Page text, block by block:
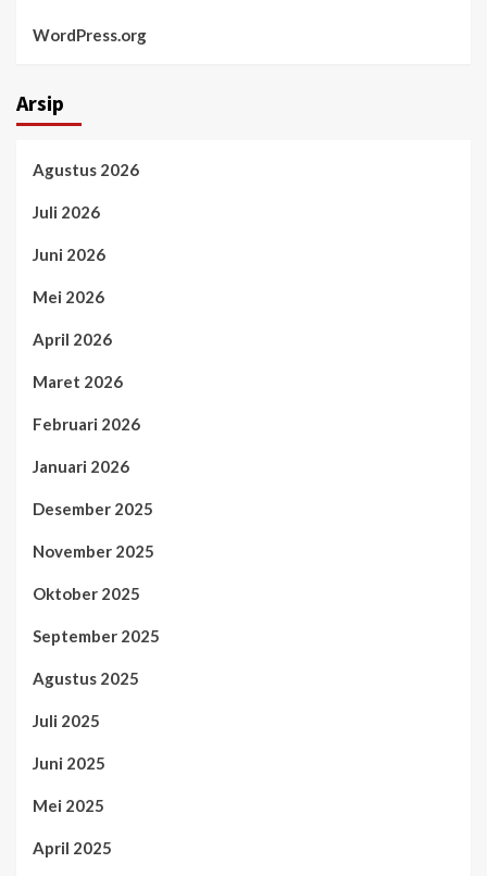
WordPress.org
Arsip
Agustus 2026
Juli 2026
Juni 2026
Mei 2026
April 2026
Maret 2026
Februari 2026
Januari 2026
Desember 2025
November 2025
Oktober 2025
September 2025
Agustus 2025
Juli 2025
Juni 2025
Mei 2025
April 2025